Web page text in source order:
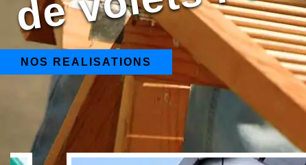
NOS REALISATIONS